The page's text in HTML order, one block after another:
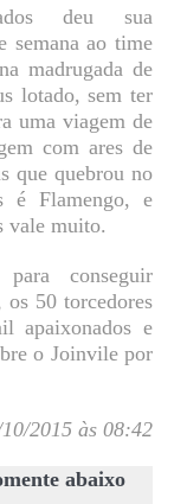
deu sua
semana ao time
madrugada de
lotado, sem ter
uma viagem de
com ares de
que quebrou no
é Flamengo, e
vale muito.
conseguir
os 50 torcedores
apaixonados e
o Joinvile por
2015 às 08:42
abaixo